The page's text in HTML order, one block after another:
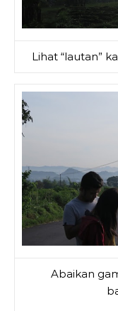
Lihat “lautan”
Abaikan